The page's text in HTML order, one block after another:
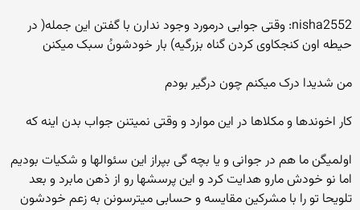
nisha2552: وقتی جوابی درمورد وجود ندارن با گفتن این جمله( در
حیطه اون کنجکاوی کردن گناه بزرگیه) بار خودشونُ سبک میکنن
من شدیدا درک میکنم چون درگیر بودم
کار اخوندها و مکلاها در این موارد و وقتی نمیتنن جواب بدن اینه که
اولمیگن ما هم در جوانی و یا بچه گی بپراز این سئوالها و شکیات بودیم
اما نو خودش مارو هدایت کرد و این پرسشها رو از ذهن مابرد و بعد
تلویحا تو را با مشرکین مقایسه و حسابی میترسونن به زعم خودشون